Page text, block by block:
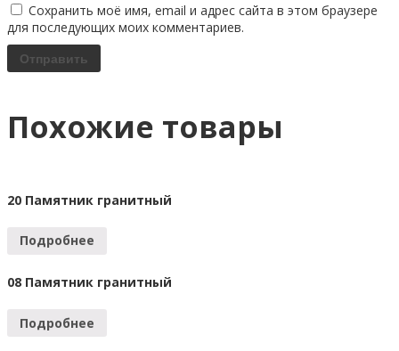
Сохранить моё имя, email и адрес сайта в этом браузере
для последующих моих комментариев.
Похожие товары
20 Памятник гранитный
Подробнее
08 Памятник гранитный
Подробнее